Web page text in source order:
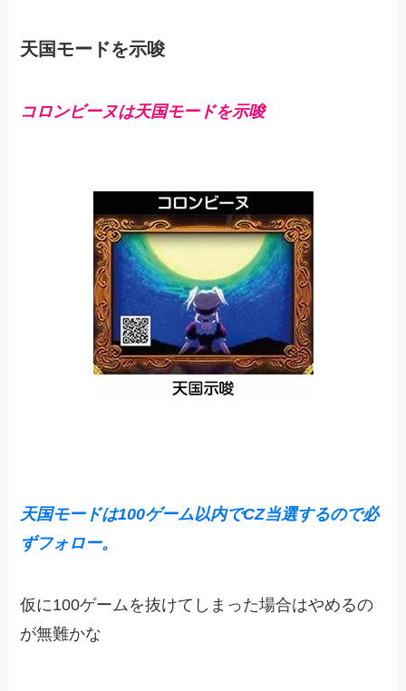
天国モードを示唆
コロンビーヌは天国モードを示唆
天国モードは100ゲーム以内でCZ当選するので必
ずフォロー。
仮に100ゲームを抜けてしまった場合はやめるの
が無難かな